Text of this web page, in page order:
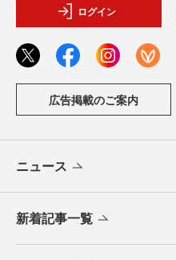
ログイン
広告掲載のご案内
ニュース
新着記事一覧